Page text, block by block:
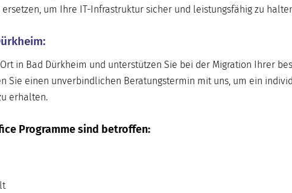
ersetzen, um Ihre IT-Infrastruktur sicher und leistungsfähig zu
in Bad Dürkheim und unterstützen Sie bei der Migration Ihrer
Sie einen unverbindlichen Beratungstermin mit uns, um ein
erhalten.
Programme sind betroffen: